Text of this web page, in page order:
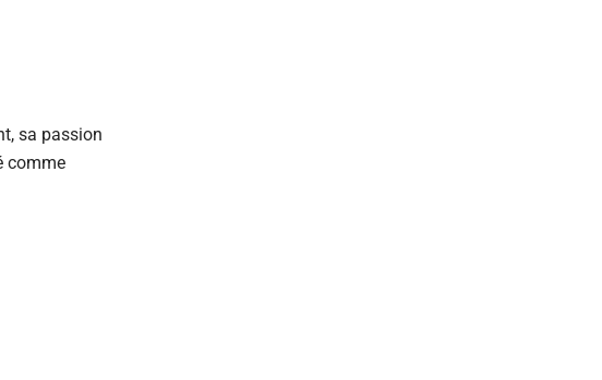
sa passion
comme